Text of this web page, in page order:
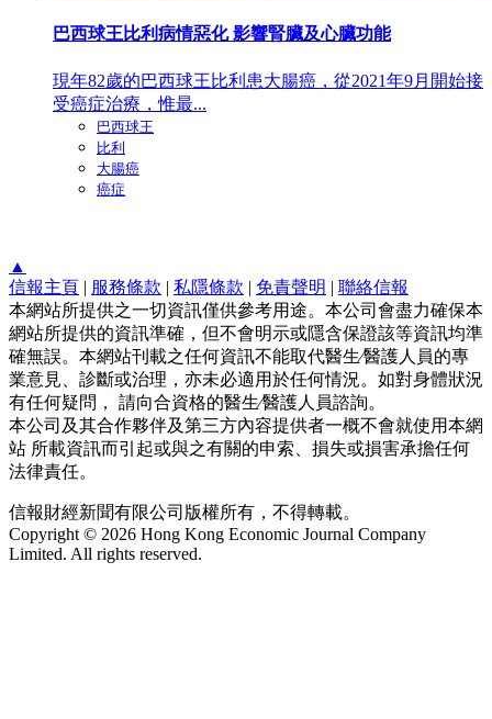
巴西球王比利病情惡化 影響腎臟及心臟功能
現年82歲的巴西球王比利患大腸癌，從2021年9月開始接
受癌症治療，惟最...
巴西球王
比利
大腸癌
癌症
▲
信報主頁 | 服務條款 | 私隱條款 | 免責聲明 | 聯絡信報
本網站所提供之一切資訊僅供參考用途。本公司會盡力確保本
網站所提供的資訊準確，但不會明示或隱含保證該等資訊均準
確無誤。本網站刊載之任何資訊不能取代醫生∕醫護人員的專
業意見、診斷或治理，亦未必適用於任何情況。如對身體狀況
有任何疑問， 請向合資格的醫生∕醫護人員諮詢。
本公司及其合作夥伴及第三方內容提供者一概不會就使用本網
站 所載資訊而引起或與之有關的申索、損失或損害承擔任何
法律責任。
信報財經新聞有限公司版權所有，不得轉載。
Copyright © 2026 Hong Kong Economic Journal Company
Limited. All rights reserved.